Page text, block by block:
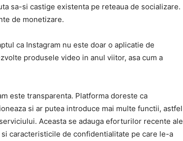
sa-si castige existenta pe reteaua de socializare.
de monetizare.
ca Instagram nu este doar o aplicatie de
produsele video in anul viitor, asa cum a
este transparenta. Platforma doreste ca
si ar putea introduce mai multe functii, astfel
Aceasta se adauga eforturilor recente ale
caracteristicile de confidentialitate pe care le-a